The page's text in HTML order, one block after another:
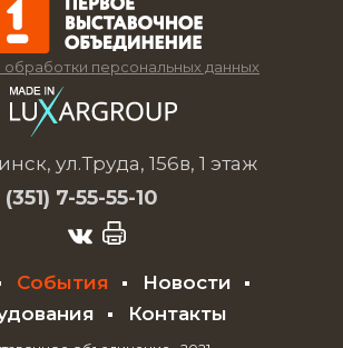
обработки персональных данных
ул.Труда, 156в, 1 этаж
7-55-55-10
События
Новости
Контакты